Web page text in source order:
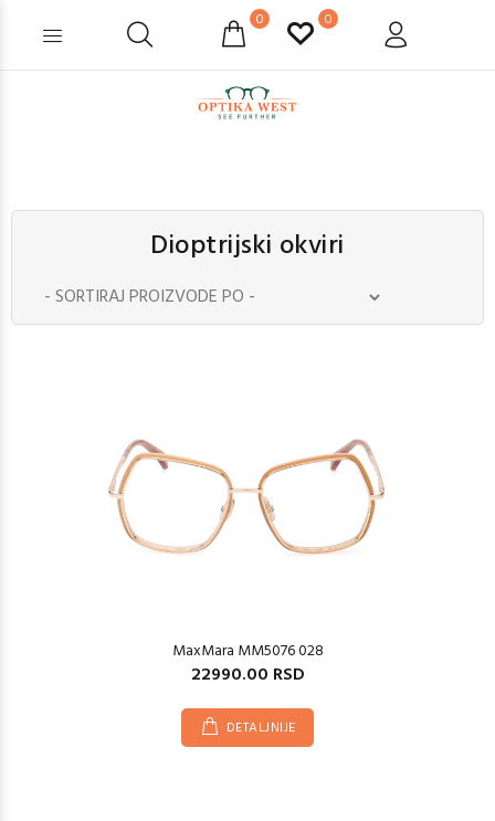
0 0
Dioptrijski okviri
MaxMara MM5076 028
22990.00 RSD
DETALJNIJE